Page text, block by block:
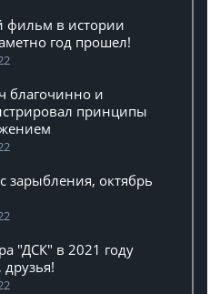
в истории
год прошел!
благочинно и
принципы
зарыбления, октябрь
"ДСК" в 2021 году